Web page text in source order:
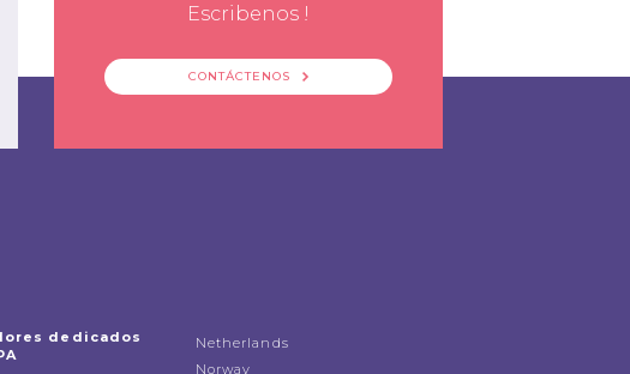
Escribenos !
CONTÁCTENOS
dedicados
Netherlands
Norway